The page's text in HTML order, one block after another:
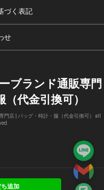
づく表記
せ
ブランド通販専門
代金引換可）
店 | バッグ・時計・服（代金引換可） all
追加